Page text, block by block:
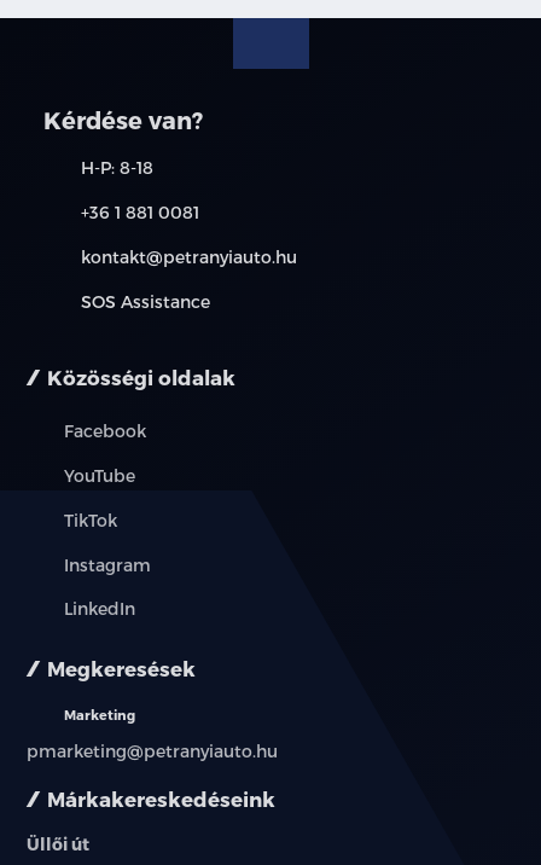
kedvezményeket. A képek csak illusztrációk. További
kapcsolatot.
Márkakereskedéseink
Üllői út
Kérdése van?
H-P: 8-18
+36 1 881 0081
kontakt@petranyiauto.hu
SOS Assistance
Közösségi oldalak
Facebook
YouTube
TikTok
Instagram
LinkedIn
Megkeresések
Marketing
pmarketing@petranyiauto.hu